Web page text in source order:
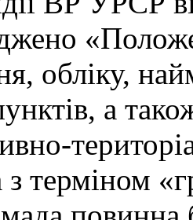
обліку,
а
з терміном